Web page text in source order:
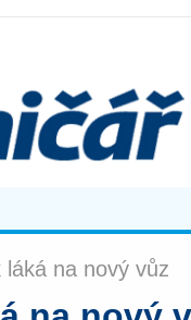
na nový vůz